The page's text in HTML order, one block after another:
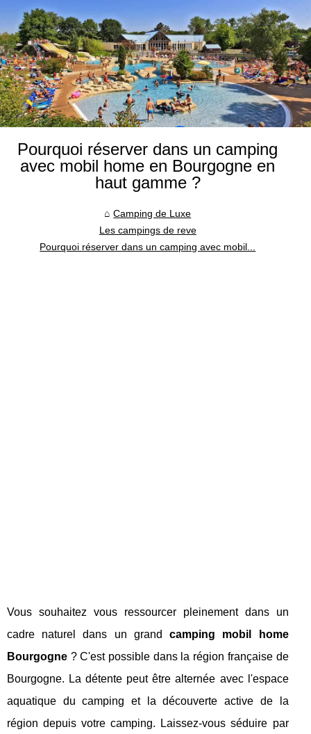
Pourquoi réserver dans un camping
avec mobil home en Bourgogne en
haut gamme ?
Camping de Luxe
Les campings de reve
Pourquoi réserver dans un camping avec mobil...
Vous souhaitez vous ressourcer pleinement dans un
cadre naturel dans un grandcamping mobil home
Bourgogne ? C'est possible dans la région française de
Bourgogne. La détente peut être alternée avec l'espace
aquatique du camping et la découverte active de la
région depuis votre camping. Laissez-vous séduire par